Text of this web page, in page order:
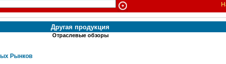
Другая продукция
Отраслевые обзоры
Рынков